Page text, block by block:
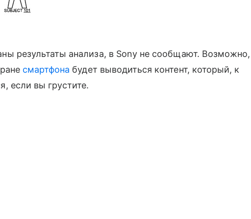
результаты анализа, в Sony не сообщают. Возможно,
смартфона будет выводиться контент, который, к
если вы грустите.